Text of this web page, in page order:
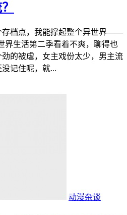
存档点，我能撑起整个异世界——
界生活第二季看着不爽，聊得也
的被虐，女主戏份太少，男主流
记住呢，就...
动漫杂谈